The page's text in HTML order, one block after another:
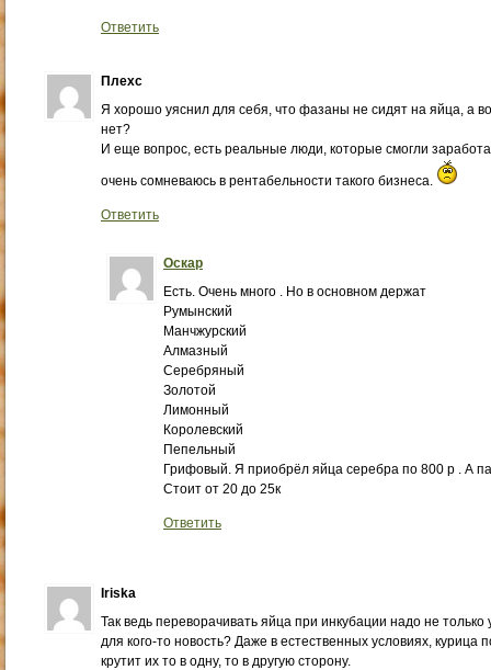
Ответить
Плехс
Я хорошо уяснил для себя, что фазаны не сидят на яйца, а
нет?
И еще вопрос, есть реальные люди, которые смогли
очень сомневаюсь в рентабельности такого бизнеса.
Ответить
Оскар
Есть. Очень много . Но в основном держат
Румынский
Манчжурский
Алмазный
Серебряный
Золотой
Лимонный
Королевский
Пепельный
Грифовый. Я приобрёл яйца серебра по 800 р . А
Стоит от 20 до 25к
Ответить
Iriska
Так ведь переворачивать яйца при инкубации надо не
для кого-то новость? Даже в естественных условиях, курица
крутит их то в одну, то в другую сторону.